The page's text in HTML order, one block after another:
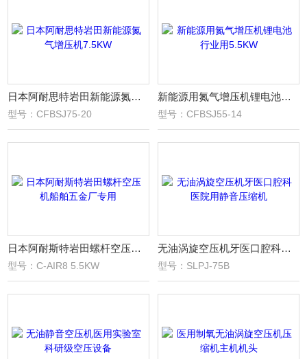
日本阿耐思特岩田新能源氮气增压机7.5KW
型号：CFBSJ75-20
新能源用氮气增压机锂电池行业用5.5KW
型号：CFBSJ55-14
日本阿耐斯特岩田螺杆空压机船舶五金厂专用
型号：C-AIR8 5.5KW
无油涡旋空压机牙医口腔科医院用静音压缩机
型号：SLPJ-75B